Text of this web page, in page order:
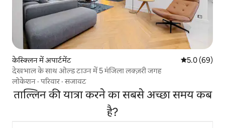
केस्क्लिन में अपार्टमेंट औसत रेटिंग 5 में
5.0 (69)
देखभाल के साथ ओल्ड टाउन में 5 मंजिला लक्ज़री जगह
लोकेशन ·परिवार ·सजावट
ताल्लिन की यात्रा करने का सबसे अच्छा समय कब
है?